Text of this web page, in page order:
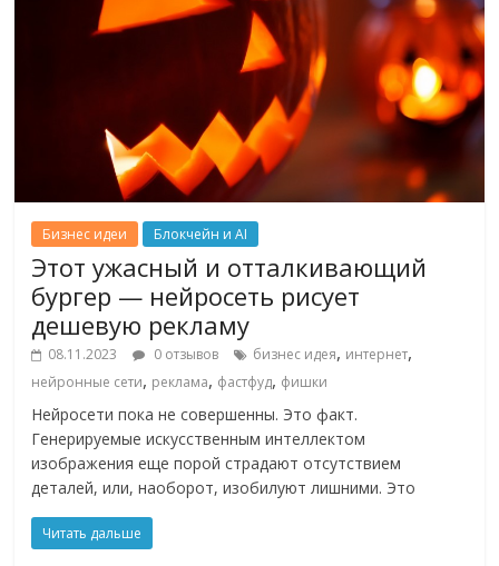
Бизнес идеи Блокчейн и AI
Этот ужасный и отталкивающий
бургер — нейросеть рисует
дешевую рекламу
08.11.2023 0 отзывов бизнес идея, интернет,
нейронные сети, реклама, фастфуд, фишки
Нейросети пока не совершенны. Это факт.
Генерируемые искусственным интеллектом
изображения еще порой страдают отсутствием
деталей, или, наоборот, изобилуют лишними. Это
Читать дальше